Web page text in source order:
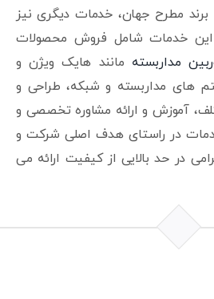
مطرح جهان، خدمات دیگری نیز
این خدمات شامل فروش محصولات
مداربسته مانند هایک ویژن و
های مداربسته و شبکه، طراحی و
آموزش و ارائه مشاوره تخصصی و
در راستای هدف اصلی شرکت و
در حد بالایی از کیفیت ارائه می